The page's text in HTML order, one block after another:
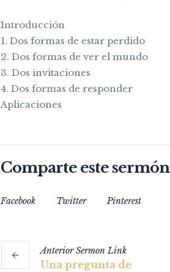
Introducción
1. Dos formas de estar perdido
2. Dos formas de ver el mundo
3. Dos invitaciones
4. Dos formas de responder
Aplicaciones
Comparte este sermón
Facebook Twitter Pinterest
AnteriorSermonLink
Una pregunta de